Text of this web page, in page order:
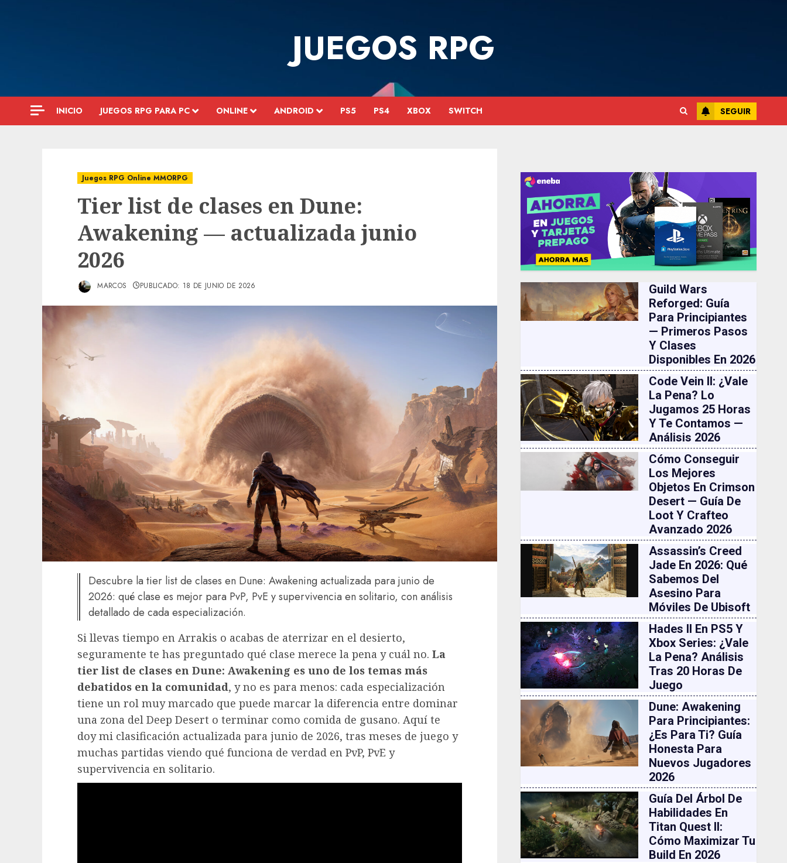
JUEGOS RPG
INICIO JUEGOS RPG PARA PC ONLINE ANDROID PS5 PS4 XBOX SWITCH SEGUIR
Juegos RPG Online MMORPG
Tier list de clases en Dune:
Awakening — actualizada junio
2026
MARCOS PUBLICADO: 18 DE JUNIO DE 2026
Descubre la tier list de clases en Dune: Awakening actualizada para junio de
2026: qué clase es mejor para PvP, PvE y supervivencia en solitario, con análisis
detallado de cada especialización.
Si llevas tiempo en Arrakis o acabas de aterrizar en el desierto,
seguramente te has preguntado qué clase merece la pena y cuál no. La
tier list de clases en Dune: Awakening es uno de los temas más
debatidos en la comunidad, y no es para menos: cada especialización
tiene un rol muy marcado que puede marcar la diferencia entre dominar
una zona del Deep Desert o terminar como comida de gusano. Aquí te
doy mi clasificación actualizada para junio de 2026, tras meses de juego y
muchas partidas viendo qué funciona de verdad en PvP, PvE y
supervivencia en solitario.
Guild Wars
Reforged: Guía
Para Principiantes
— Primeros Pasos
Y Clases
Disponibles En 2026
Code Vein II: ¿vale
La Pena? Lo
Jugamos 25 Horas
Y Te Contamos —
Análisis 2026
Cómo Conseguir
Los Mejores
Objetos En Crimson
Desert — Guía De
Loot Y Crafteo
Avanzado 2026
Assassin’s Creed
Jade En 2026: Qué
Sabemos Del
Asesino Para
Móviles De Ubisoft
Hades II En PS5 Y
Xbox Series: ¿vale
La Pena? Análisis
Tras 20 Horas De
Juego
Dune: Awakening
Para Principiantes:
¿es Para Ti? Guía
Honesta Para
Nuevos Jugadores
2026
Guía Del Árbol De
Habilidades En
Titan Quest II:
Cómo Maximizar Tu
Build En 2026